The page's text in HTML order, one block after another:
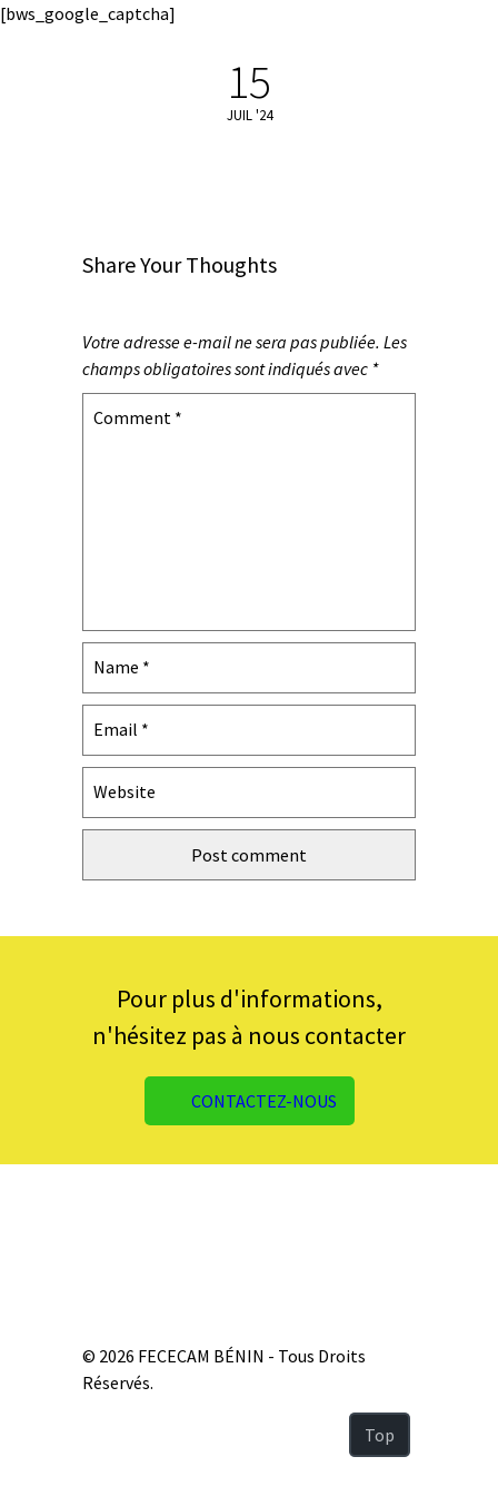
[bws_google_captcha]
15
JUIL '24
Share Your Thoughts
Votre adresse e-mail ne sera pas publiée. Les
champs obligatoires sont indiqués avec *
Comment *
Name *
Email *
Website
Pour plus d'informations,
n'hésitez pas à nous contacter
CONTACTEZ-NOUS
© 2026 FECECAM BÉNIN - Tous Droits
Réservés.
Top